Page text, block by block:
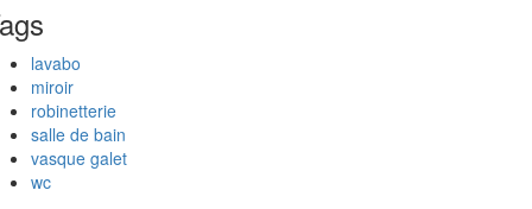
lavabo
miroir
robinetterie
salle de bain
vasque galet
wc